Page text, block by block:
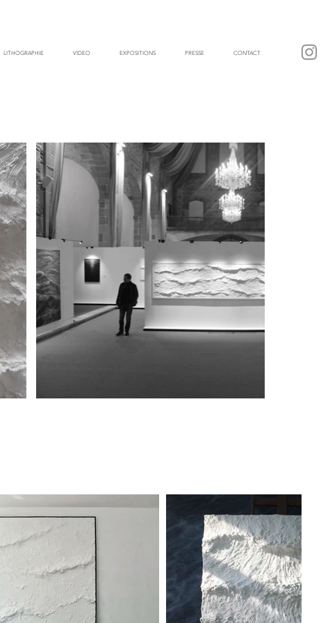
LITHOGRAPHIE VIDEO EXPOSITIONS PRESSE CONTACT
Présentation / Exposition